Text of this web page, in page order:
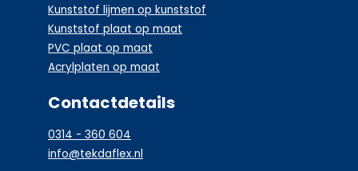
Kunststof lijmen op kunststof
Kunststof plaat op maat
PVC plaat op maat
Acrylplaten op maat
Contactdetails
0314 - 360 604
info@tekdaflex.nl